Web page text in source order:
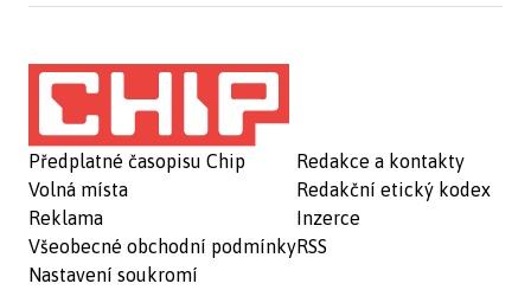
Předplatné časopisu Chip
Volná místa
Reklama
Všeobecné obchodní podmínky
Nastavení soukromí
Redakce a kontakty
Redakční etický kodex
Inzerce
RSS